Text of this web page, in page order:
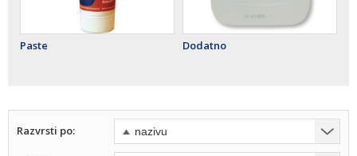
Paste Dodatno
Razvrsti po: